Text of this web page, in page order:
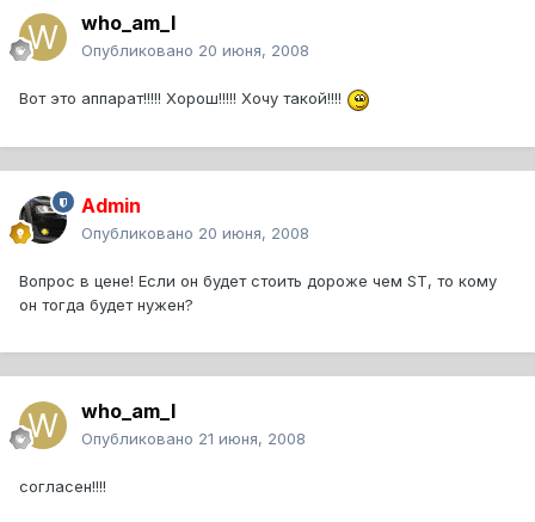
who_am_I
Опубликовано 20 июня, 2008
Вот это аппарат!!!!! Хорош!!!!! Хочу такой!!!!
Admin
Опубликовано 20 июня, 2008
Вопрос в цене! Если он будет стоить дороже чем ST, то кому
он тогда будет нужен?
who_am_I
Опубликовано 21 июня, 2008
согласен!!!!